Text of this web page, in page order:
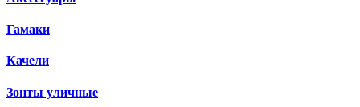
Гамаки
Качели
Зонты уличные